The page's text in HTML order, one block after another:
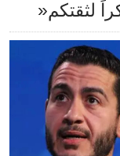
لثقتكم«